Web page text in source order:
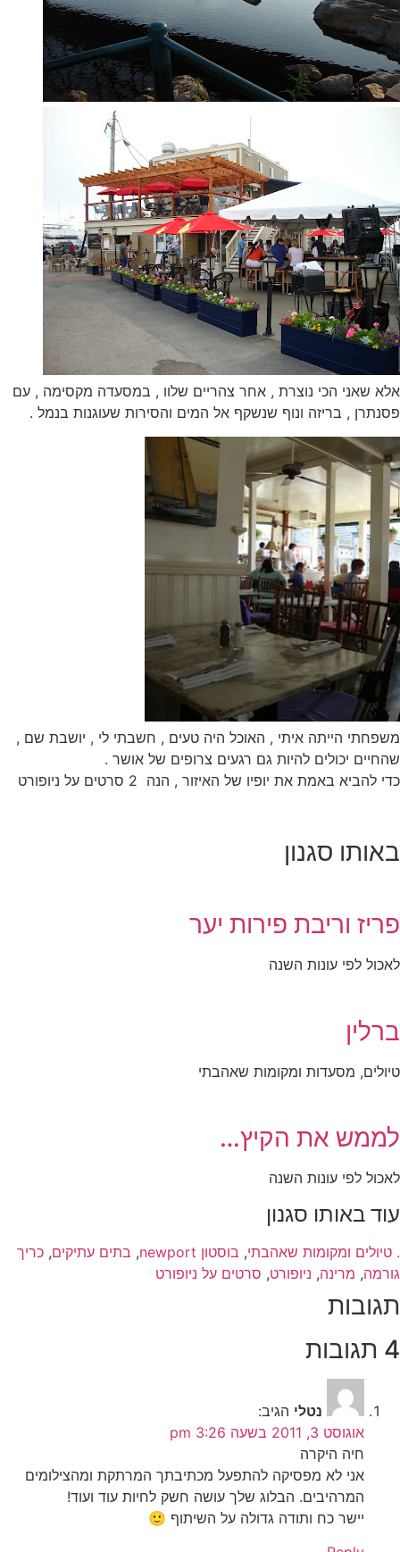
אלא שאני הכי נוצרת , אחר צהריים שלוו , במסעדה מקסימה , עם
פסנתרן , בריזה ונוף שנשקף אל המים והסירות שעוגנות בנמל .
משפחתי הייתה איתי , האוכל היה טעים , חשבתי לי , יושבת שם ,
שהחיים יכולים להיות גם רגעים צרופים של אושר .
כדי להביא באמת את יופיו של האיזור , הנה 2 סרטים על ניופורט
באותו סגנון
פריז וריבת פירות יער
לאכול לפי עונות השנה
ברלין
טיולים, מסעדות ומקומות שאהבתי
לממש את הקיץ…
לאכול לפי עונות השנה
עוד באותו סגנון
. טיולים ומקומות שאהבתי, בוסטון newport , בתים עתיקים, כריך
גורמה, מרינה, ניופורט, סרטים על ניופורט
תגובות
4 תגובות
נטלי הגיב:
אוגוסט 3, 2011 בשעה 3:26 pm
חיה היקרה
אני לא מפסיקה להתפעל מכתיבתך המרתקת ומהצילומים
המרהיבים. הבלוג שלך עושה חשק לחיות עוד ועוד!
יישר כח ותודה גדולה על השיתוף 🙂